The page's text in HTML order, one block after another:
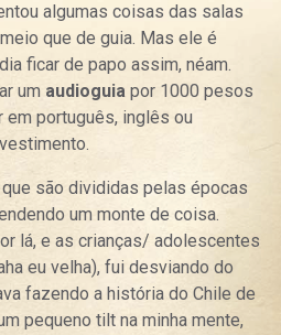
algumas coisas das salas
que de guia. Mas ele é
ficar de papo assim, néam.
um audioguiapor 1000 pesos
em português, inglês ou
são divididas pelas épocas
um monte de coisa.
lá, e as crianças/ adolescentes
eu velha), fui desviando do
fazendo a história do Chile de
pequeno tilt na minha mente,